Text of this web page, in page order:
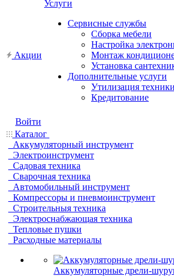
Акции
Услуги
Сервисные службы
Сборка мебели
Настройка
Монтаж
Установка
Дополнительные услуги
Утилизация техники
Кредитование
Войти
Каталог
Аккумуляторный инструмент
Электроинструмент
Садовая техника
Сварочная техника
Автомобильный инструмент
Компрессоры и пневмоинструмент
Строительныя техника
Электроснабжающая техника
Тепловые пушки
Расходные материалы
Аккумуляторные дрели-